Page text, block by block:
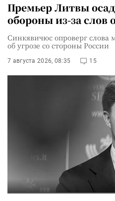
Премьер Литвы
обороны из-за слов
Синкявичюс опроверг
об угрозе со стороны России
7 августа 2026, 08:35 15